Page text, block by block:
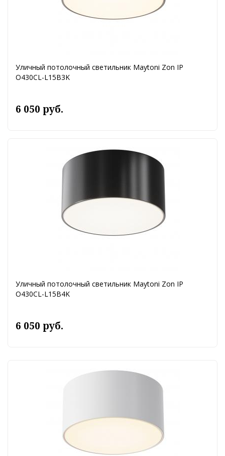
Уличный потолочный светильник Maytoni Zon IP
O430CL-L15B3K
6 050 руб.
Уличный потолочный светильник Maytoni Zon IP
O430CL-L15B4K
6 050 руб.